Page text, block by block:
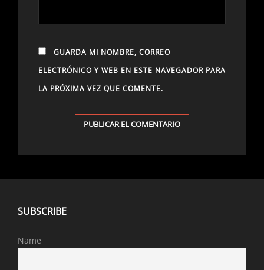
GUARDA MI NOMBRE, CORREO
ELECTRÓNICO Y WEB EN ESTE NAVEGADOR PARA
LA PRÓXIMA VEZ QUE COMENTE.
SUBSCRIBE
Name